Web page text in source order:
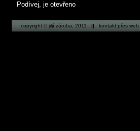
Podívej, je otevřeno
copyright © jiljí záruba, 2011 || kontakt přes web